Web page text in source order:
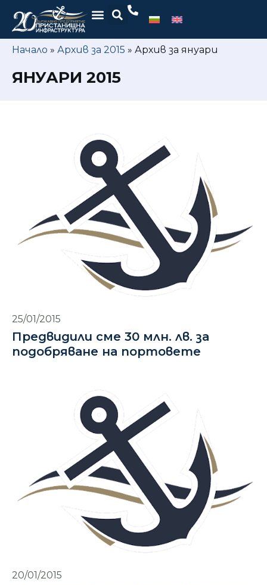
Начало » Архив за 2015 » Архив за януари
ЯНУАРИ 2015
25/01/2015
Предвидили сме 30 млн. лв. за
подобряване на портовете
20/01/2015